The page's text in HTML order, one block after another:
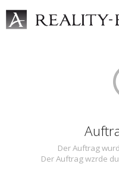
Der Auftrag
Der Auftrag wzrde